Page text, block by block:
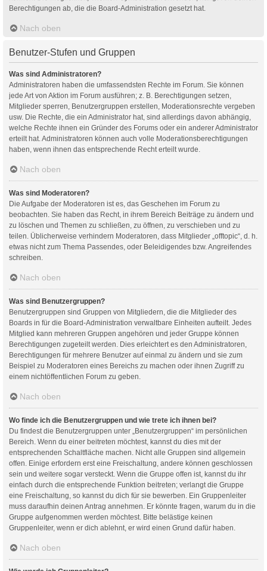
Berechtigungen ab, die die Board-Administration gesetzt hat.
Nach oben
Benutzer-Stufen und Gruppen
Was sind Administratoren?
Administratoren haben die umfassendsten Rechte im Forum. Sie können
jede Art von Aktion im Forum ausführen; z. B. Berechtigungen setzen,
Mitglieder sperren, Benutzergruppen erstellen, Moderationsrechte vergeben
usw. Die Rechte, die ein Administrator hat, sind allerdings davon abhängig,
welche Rechte ihnen ein Gründer des Forums oder ein anderer Administrator
erteilt hat. Administratoren können auch volle Moderationsberechtigungen
haben, wenn ihnen das entsprechende Recht erteilt wurde.
Nach oben
Was sind Moderatoren?
Die Aufgabe der Moderatoren ist es, das Geschehen im Forum zu
beobachten. Sie haben das Recht, in ihrem Bereich Beiträge zu ändern und
zu löschen und Themen zu schließen, zu öffnen, zu verschieben und zu
teilen. Üblicherweise verhindern Moderatoren, dass Mitglieder „offtopic“, d. h.
etwas nicht zum Thema Passendes, oder Beleidigendes bzw. Angreifendes
schreiben.
Nach oben
Was sind Benutzergruppen?
Benutzergruppen sind Gruppen von Mitgliedern, die die Mitglieder des
Boards in für die Board-Administration verwaltbare Einheiten aufteilt. Jedes
Mitglied kann mehreren Gruppen angehören und jeder Gruppe können
Berechtigungen zugeteilt werden. Dies erleichtert es den Administratoren,
Berechtigungen für mehrere Benutzer auf einmal zu ändern und sie zum
Beispiel zu Moderatoren eines Bereichs zu machen oder ihnen Zugriff zu
einem nichtöffentlichen Forum zu geben.
Nach oben
Wo finde ich die Benutzergruppen und wie trete ich ihnen bei?
Du findest die Benutzergruppen unter „Benutzergruppen“ im persönlichen
Bereich. Wenn du einer beitreten möchtest, kannst du dies mit der
entsprechenden Schaltfläche machen. Nicht alle Gruppen sind allgemein
offen. Einige erfordern erst eine Freischaltung, andere können geschlossen
sein und weitere sogar versteckt. Wenn die Gruppe offen ist, kannst du ihr
einfach durch die entsprechende Funktion beitreten; verlangt die Gruppe
eine Freischaltung, so kannst du dich für sie bewerben. Ein Gruppenleiter
muss daraufhin deinen Antrag annehmen. Er könnte fragen, warum du in die
Gruppe aufgenommen werden möchtest. Bitte belästige keinen
Gruppenleiter, wenn er dich ablehnt, er wird einen Grund dafür haben.
Nach oben